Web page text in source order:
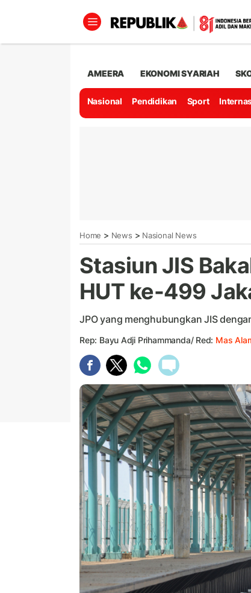
AMEERA EKONOMI SYARIAH
Nasional Pendidikan Sport
Home > News > Nasional News
Stasiun JIS
HUT ke-499
JPO yang menghubungkan JIS
Rep: Bayu Adji Prihammanda/ Red: Mas